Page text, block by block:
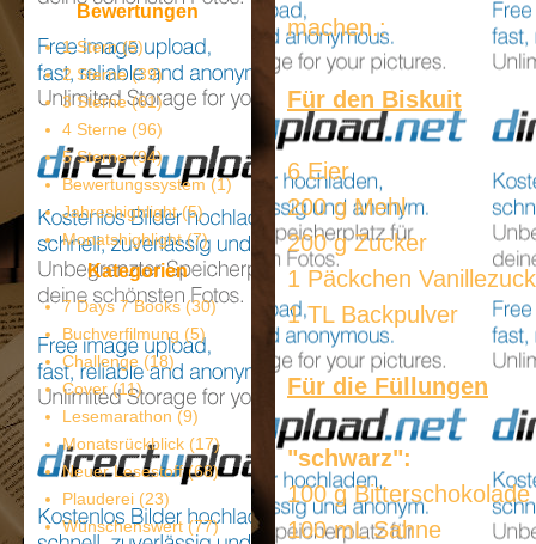
machen.:
Für den Biskuit
6 Eier
200 g Mehl
200 g Zucker
1 Päckchen
1 TL Backpulver
Für die Füllungen
"schwarz":
100 g Bitterschokolade
100 mL Sahne
Bewertungen
1 Stern (5)
2 Sterne (39)
3 Sterne (61)
4 Sterne (96)
5 Sterne (94)
Bewertungssystem (1)
Jahreshighlight (5)
Monatshighlight (7)
Kategorien
7 Days 7 Books (30)
Buchverfilmung (5)
Challenge (18)
Cover (11)
Lesemarathon (9)
Monatsrückblick (17)
Neuer Lesestoff (68)
Plauderei (23)
Wünschenswert (77)